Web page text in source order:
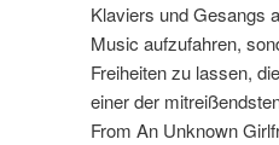
Klaviers und Gesangs
Music aufzufahren,
Freiheiten zu lassen,
einer der
From An Unknown